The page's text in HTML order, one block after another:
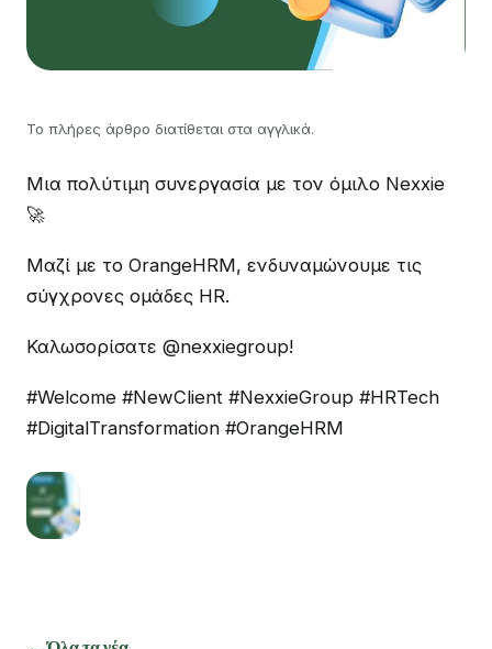
Το πλήρες άρθρο διατίθεται στα αγγλικά.
Μια πολύτιμη συνεργασία με τον όμιλο Nexxie
🚀
Μαζί με το OrangeHRM, ενδυναμώνουμε τις
σύγχρονες ομάδες HR.
Καλωσορίσατε @nexxiegroup!
#Welcome #NewClient #NexxieGroup #HRTech
#DigitalTransformation #OrangeHRM